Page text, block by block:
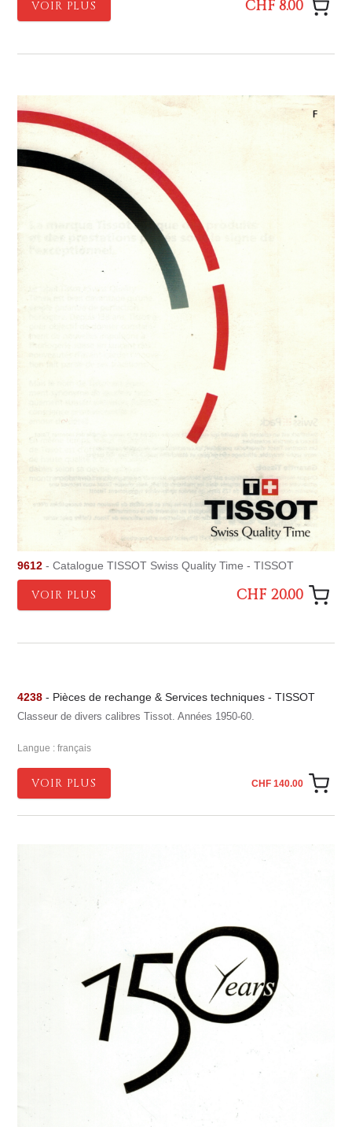
VOIR PLUS CHF 8.00
9612 - Catalogue TISSOT Swiss Quality Time - TISSOT
VOIR PLUS CHF 20.00
4238 - Pièces de rechange & Services techniques - TISSOT
Classeur de divers calibres Tissot. Années 1950-60.
Langue : français
VOIR PLUS CHF 140.00